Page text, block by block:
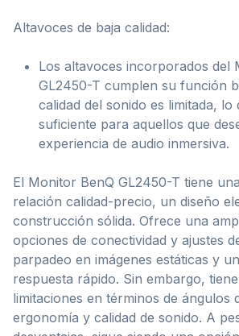
Altavoces de baja calidad:
Los altavoces incorporados del
GL2450-T cumplen su función
calidad del sonido es limitada,
suficiente para aquellos que
experiencia de audio inmersiva.
El Monitor BenQ GL2450-T tiene
relación calidad-precio, un diseño
construcción sólida. Ofrece una
opciones de conectividad y ajustes
parpadeo en imágenes estáticas y
respuesta rápido. Sin embargo,
limitaciones en términos de ángulos
ergonomía y calidad de sonido. A